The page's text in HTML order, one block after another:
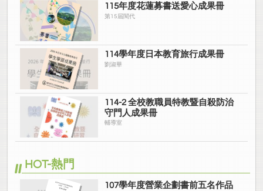
115年度花蓮募書送愛心成果冊
第15屆閱代
114學年度日本教育旅行成果冊
劉淑華
114-2 全校教職員特教暨自殺防治
守門人成果冊
輔導室
HOT-熱門
107學年度營業企劃書前五名作品